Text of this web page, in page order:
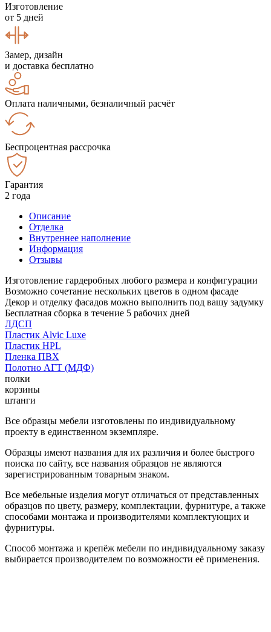
Изготовление
от 5 дней
Замер, дизайн
и доставка бесплатно
Оплата наличными, безналичный расчёт
Беспроцентная рассрочка
Гарантия
2 года
Описание
Отделка
Внутреннее наполнение
Информация
Отзывы
Изготовление гардеробных любого размера и конфигурации
Возможно сочетание нескольких цветов в одном фасаде
Декор и отделку фасадов можно выполнить под вашу задумку
Бесплатная сборка в течение 5 рабочих дней
ЛДСП
Пластик Alvic Luxe
Пластик HPL
Пленка ПВХ
Полотно АГТ (МДФ)
полки
корзины
штанги
Все образцы мебели изготовлены по индивидуальному
проекту в единственном экземпляре.
Образцы имеют названия для их различия и более быстрого
поиска по сайту, все названия образцов не являются
зарегистрированным товарным знаком.
Все мебельные изделия могут отличаться от представленных
образцов по цвету, размеру, комплектации, фурнитуре, а также
способами монтажа и производителями комплектующих и
фурнитуры.
Способ монтажа и крепёж мебели по индивидуальному заказу
выбирается производителем по возможности её применения.